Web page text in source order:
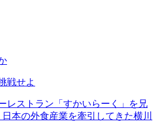
戦せよ
レストラン「すかいらーく」を兄
本の外食産業を牽引してきた横川